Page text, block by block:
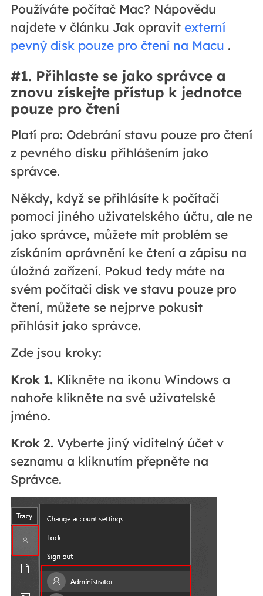
Používáte počítač Mac? Nápovědu
najdete v článku Jak opravit externí
pevný disk pouze pro čtení na Macu .
#1. Přihlaste se jako správce a
znovu získejte přístup k jednotce
pouze pro čtení
Platí pro: Odebrání stavu pouze pro čtení
z pevného disku přihlášením jako
správce.
Někdy, když se přihlásíte k počítači
pomocí jiného uživatelského účtu, ale ne
jako správce, můžete mít problém se
získáním oprávnění ke čtení a zápisu na
úložná zařízení. Pokud tedy máte na
svém počítači disk ve stavu pouze pro
čtení, můžete se nejprve pokusit
přihlásit jako správce.
Zde jsou kroky:
Krok 1.Klikněte na ikonu Windows a
nahoře klikněte na své uživatelské
jméno.
Krok 2.Vyberte jiný viditelný účet v
seznamu a kliknutím přepněte na
Správce.